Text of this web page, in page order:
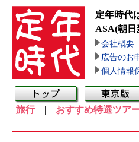
定年時代
ASA(朝
会社概要
広告のお
個人情報
旅行| おすすめ特選ツア